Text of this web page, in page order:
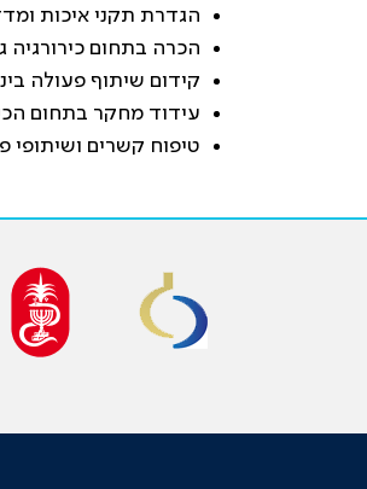
הגדרת תקני איכות
הכרה בתחום
קידום שיתוף פעולה
עידוד מחקר בתחום
טיפוח קשרים ושיתופי